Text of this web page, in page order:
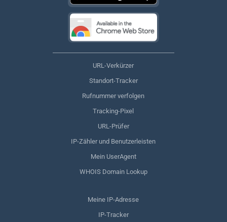
URL-Verkürzer
Standort-Tracker
Rufnummer verfolgen
Tracking-Pixel
URL-Prüfer
IP-Zähler und Benutzerleisten
Mein UserAgent
WHOIS Domain Lookup
Meine IP-Adresse
IP-Tracker